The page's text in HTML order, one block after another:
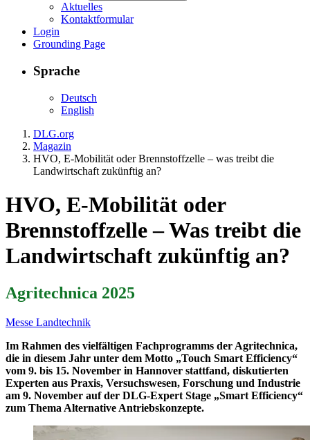
Aktuelles
Kontaktformular
Login
Grounding Page
Sprache
Deutsch
English
DLG.org
Magazin
HVO, E-Mobilität oder Brennstoffzelle – was treibt die
Landwirtschaft zukünftig an?
HVO, E-Mobilität oder
Brennstoffzelle – Was treibt die
Landwirtschaft zukünftig an?
Agritechnica 2025
Messe Landtechnik
Im Rahmen des vielfältigen Fachprogramms der Agritechnica,
die in diesem Jahr unter dem Motto „Touch Smart Efficiency“
vom 9. bis 15. November in Hannover stattfand, diskutierten
Experten aus Praxis, Versuchswesen, Forschung und Industrie
am 9. November auf der DLG-Expert Stage „Smart Efficiency“
zum Thema Alternative Antriebskonzepte.